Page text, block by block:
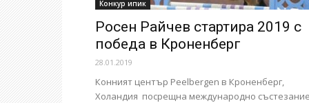
Конкур ипик
Росен Райчев стартира 2019 с
победа в Кроненберг
28.01.2019
Конният център Peelbergen в Кроненберг,
Холандия посрещна международно